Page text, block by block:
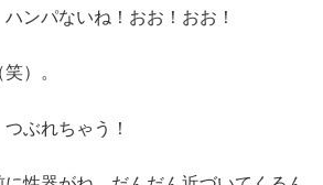
ハンパないね！おお！おお！
）。
ぶれちゃう！